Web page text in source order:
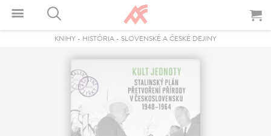
KNIHY - HISTÓRIA - SLOVENSKÉ A ČESKÉ DEJINY